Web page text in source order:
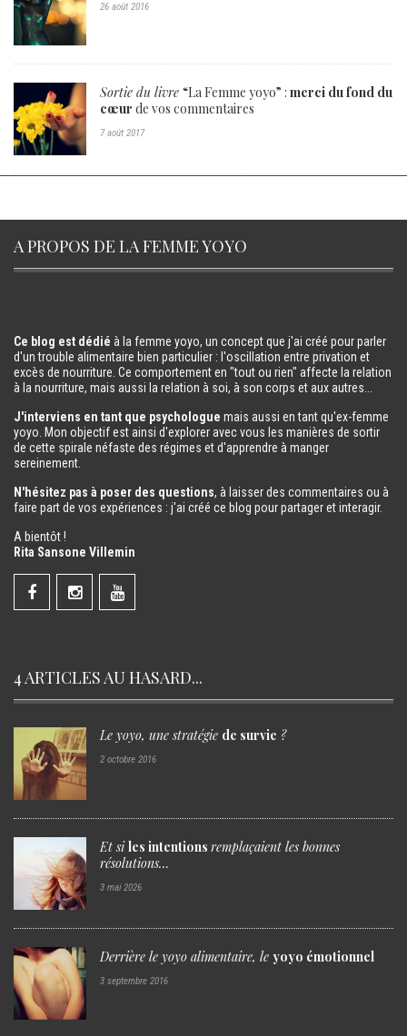
26 août 2016
Sortie du livre “La Femme yoyo” : merci du fond du
cœur de vos commentaires
7 août 2017
A PROPOS DE LA FEMME YOYO
Ce blog est dédié à la femme yoyo, un concept que j'ai créé pour parler
d'un trouble alimentaire bien particulier : l'oscillation entre privation et
excès de nourriture. Ce comportement en "tout ou rien" affecte la relation
à la nourriture, mais aussi la relation à soi, à son corps et aux autres...
J'interviens en tant que psychologue mais aussi en tant qu'ex-femme
yoyo. Mon objectif est ainsi d'explorer avec vous les manières de sortir
de cette spirale néfaste des régimes et d'apprendre à manger
sereinement.
N'hésitez pas à poser des questions, à laisser des commentaires ou à
faire part de vos expériences : j'ai créé ce blog pour partager et interagir.
A bientôt !
Rita Sansone Villemin
4 ARTICLES AU HASARD...
Le yoyo, une stratégie de survie ?
2 octobre 2016
Et siles intentions remplaçaient les bonnes
résolutions…
3 mai 2026
Derrière le yoyo alimentaire, le yoyo émotionnel
3 septembre 2016